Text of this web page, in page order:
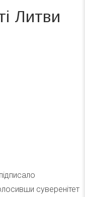
Литви
суверенітет